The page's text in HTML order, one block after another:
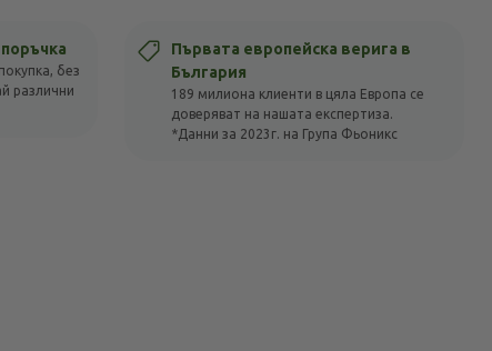
без
различни
Първата европейска верига в
България
189 милиона клиенти в цяла Европа се
доверяват на нашата експертиза.
*Данни за 2023г. на Група Фьоникс